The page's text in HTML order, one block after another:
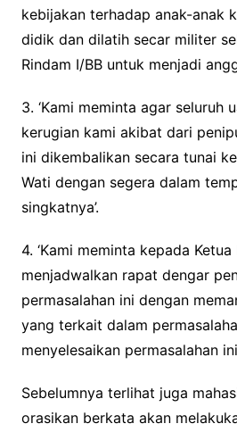
kebijakan terhadap anak-anak
didik dan dilatih secar militer
Rindam I/BB untuk menjadi
3. ‘Kami meminta agar seluruh
kerugian kami akibat dari
ini dikembalikan secara tunai
Wati dengan segera dalam
singkatnya’.
4. ‘Kami meminta kepada
menjadwalkan rapat dengar
permasalahan ini dengan
yang terkait dalam
menyelesaikan permasalahan
Sebelumnya terlihat juga
orasikan berkata akan